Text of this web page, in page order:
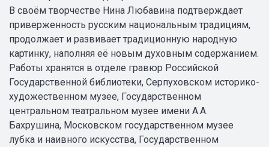
В своём творчестве Нина Любавина подтверждает
приверженность русским национальным традициям,
продолжает и развивает традиционную народную
картинку, наполняя её новым духовным содержанием.
Работы хранятся в отделе гравюр Российской
Государственной библиотеки, Серпуховском историко-
художественном музее, Государственном
центральном театральном музее имени А.А.
Бахрушина, Московском государственном музее
лубка и наивного искусства, Государственном